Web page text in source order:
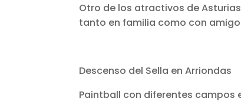
Otro de los atractivos de
tanto en familia como con
Descenso del Sella en Arriondas
Paintball con diferentes campos